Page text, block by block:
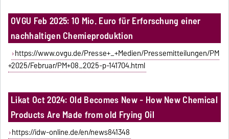
OVGU Feb 2025: 10 Mio. Euro für Erforschung einer
nachhaltigen Chemieproduktion
https://www.ovgu.de/Presse+_+Medien/Pressemitteilungen/PM
+2025/Februar/PM+08_2025-p-141704.html
Likat Oct 2024: Old Becomes New - How New Chemical
Products Are Made from old Frying Oil
https://idw-online.de/en/news841348